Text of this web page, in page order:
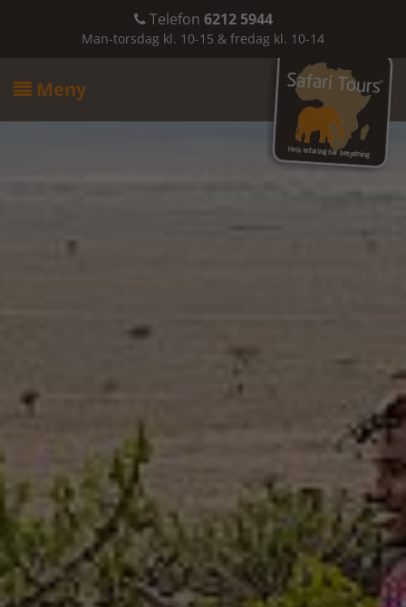
Telefon 6212 5944
Man-torsdag kl. 10-15 & fredag kl. 10-14
 Meny